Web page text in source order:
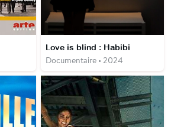
Love is blind : Habibi
Documentaire • 2024